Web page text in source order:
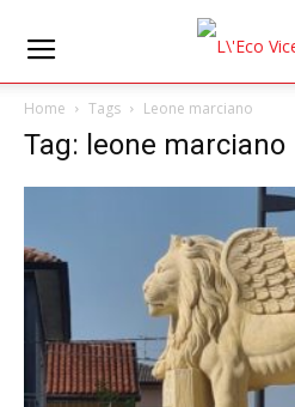
Home Tags Leone marciano
Tag: leone marciano